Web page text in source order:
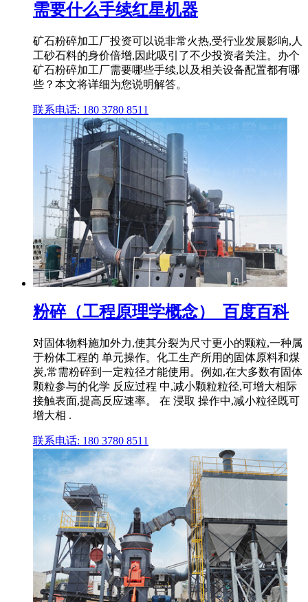
需要什么手续红星机器
矿石粉碎加工厂投资可以说非常火热,受行业发展影响,人
工砂石料的身价倍增,因此吸引了不少投资者关注。办个
矿石粉碎加工厂需要哪些手续,以及相关设备配置都有哪
些？本文将详细为您说明解答。
联系电话: 180 3780 8511
粉碎（工程原理学概念）_百度百科
对固体物料施加外力,使其分裂为尺寸更小的颗粒,一种属
于粉体工程的 单元操作。化工生产所用的固体原料和煤
炭,常需粉碎到一定粒径才能使用。例如,在大多数有固体
颗粒参与的化学 反应过程 中,减小颗粒粒径,可增大相际
接触表面,提高反应速率。 在 浸取 操作中,减小粒径既可
增大相 .
联系电话: 180 3780 8511